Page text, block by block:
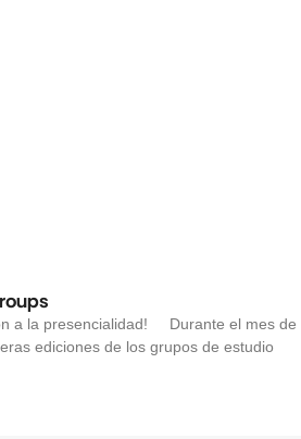
a la presencialidad! Durante el mes de
ediciones de los grupos de estudio